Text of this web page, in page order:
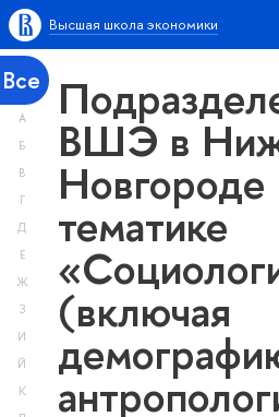
Высшая школа экономики
Все
А
Б
В
Г
Д
Е
Ж
З
И
Й
К
ВШЭ в
Новгороде
тематике
(включая